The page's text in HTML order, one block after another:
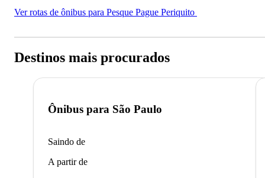
Ver rotas de ônibus para Pesque Pague Periquito
Destinos mais procurados
Ônibus para São Paulo
Saindo de
A partir de